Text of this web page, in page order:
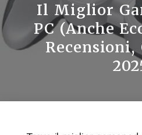
Il Miglior
PC (Anche
Recensioni,